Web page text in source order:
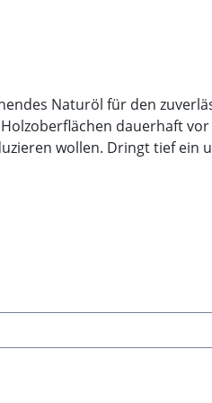
dauerhaft
Verdrängt Feuchtigkeit
keine geschlossene
Spannungsrisse Erhält